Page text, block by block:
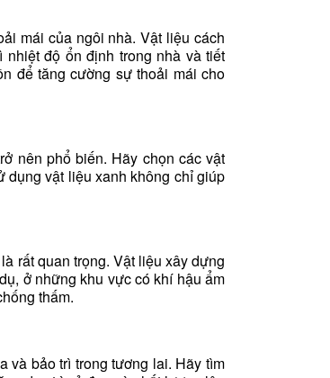
mái của ngôi nhà. Vật liệu cách
độ ổn định trong nhà và tiết
để tăng cường sự thoải mái cho
nên phổ biến. Hãy chọn các vật
dụng vật liệu xanh không chỉ giúp
rất quan trọng. Vật liệu xây dựng
ở những khu vực có khí hậu ẩm
thấm.
và bảo trì trong tương lai. Hãy tìm